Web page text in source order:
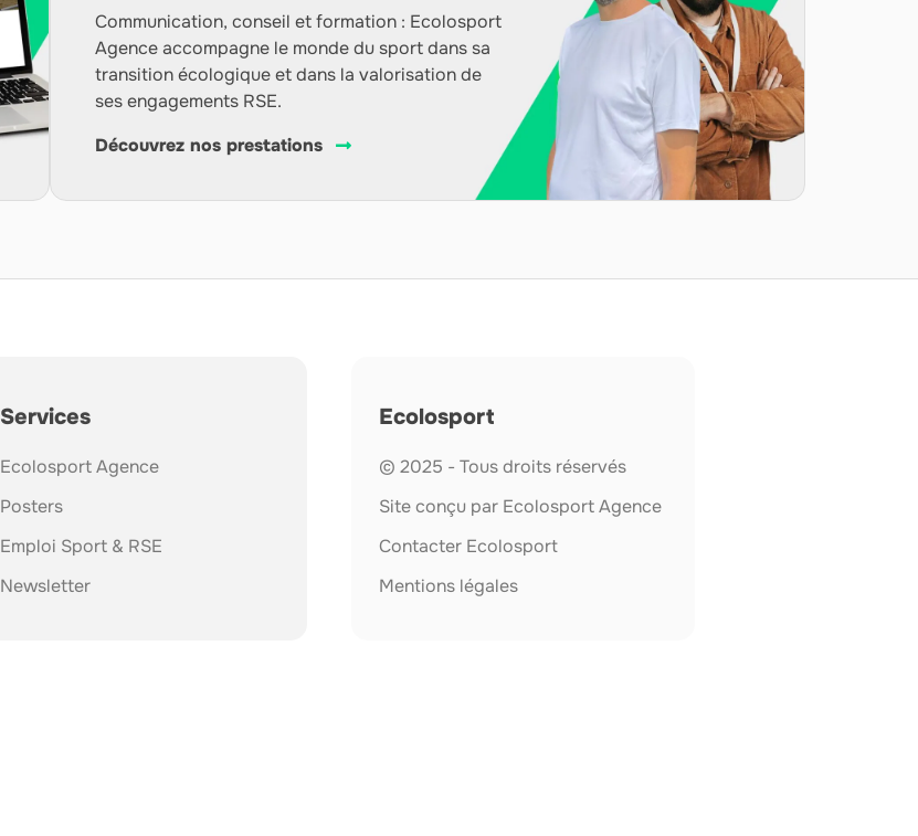
Communication, conseil et formation : Ecolosport
Agence accompagne le monde du sport dans sa
transition écologique et dans la valorisation de
ses engagements RSE.
Découvrez nos prestations
Services
Ecolosport Agence
Posters
Emploi Sport & RSE
Newsletter
Ecolosport
© 2025 - Tous droits réservés
Site conçu par Ecolosport Agence
Contacter Ecolosport
Mentions légales